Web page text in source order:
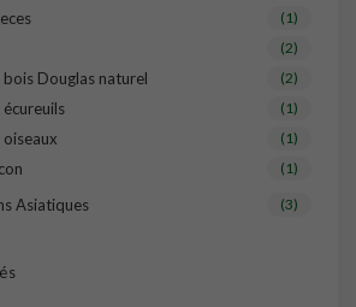
(1)
(2)
bois Douglas naturel (2)
écureuils (1)
oiseaux (1)
(1)
Asiatiques (3)